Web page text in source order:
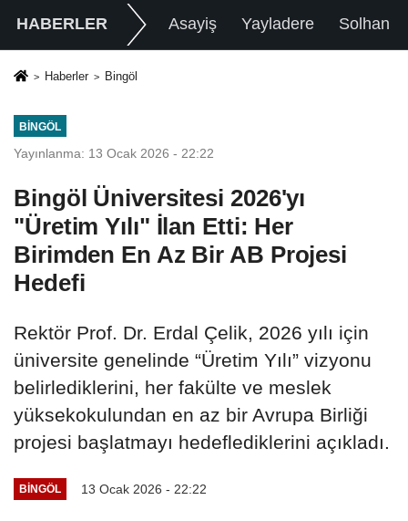
HABERLER Asayiş Yayladere Solhan
Haberler Bingöl
BINGÖL
Yayınlanma: 13 Ocak 2026 - 22:22
Bingöl Üniversitesi 2026'yı
"Üretim Yılı" İlan Etti: Her
Birimden En Az Bir AB Projesi
Hedefi
Rektör Prof. Dr. Erdal Çelik, 2026 yılı için
üniversite genelinde “Üretim Yılı” vizyonu
belirlediklerini, her fakülte ve meslek
yüksekokulundan en az bir Avrupa Birliği
projesi başlatmayı hedeflediklerini açıkladı.
BINGÖL 13 Ocak 2026 - 22:22